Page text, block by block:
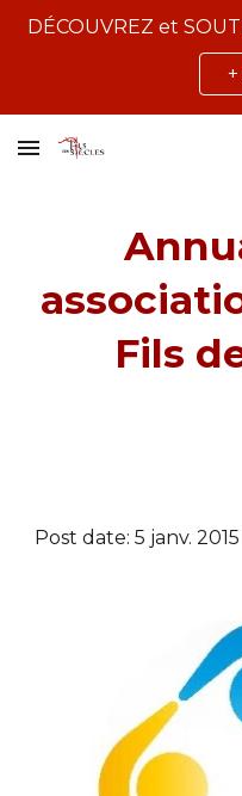
DÉCOUVREZ et
Fils
Post date: 5 janv. 2015